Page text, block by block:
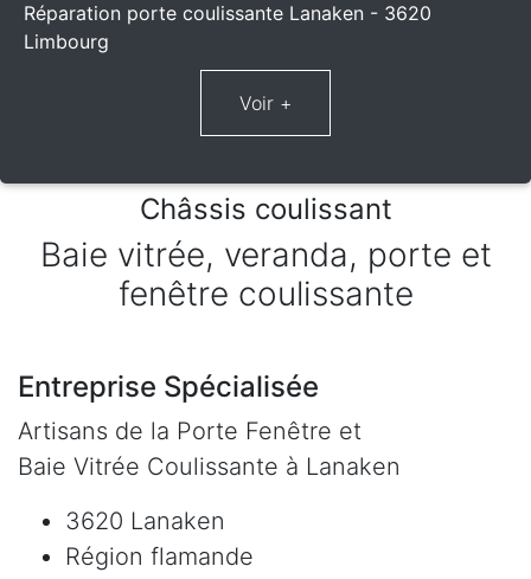
Réparation porte coulissante Lanaken - 3620
Limbourg
Châssis coulissant
Baie vitrée, veranda, porte et
fenêtre coulissante
Entreprise Spécialisée
Artisans de la Porte Fenêtre et
Baie Vitrée Coulissante à Lanaken
3620 Lanaken
Région flamande